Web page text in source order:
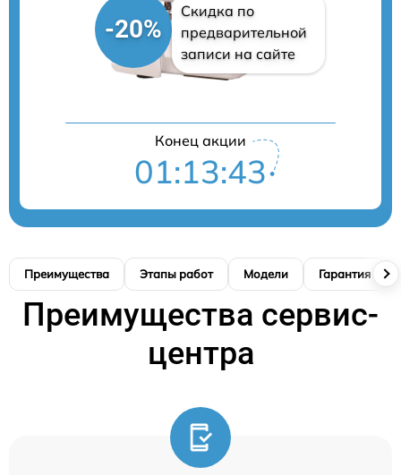
-20%
Скидка по
предварительной
записи на сайте
Конец акции
01:13:42
Преимущества Этапы работ Модели Гарантия
Преимущества сервис-
центра